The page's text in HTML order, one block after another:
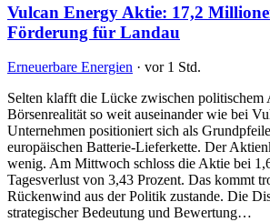
Vulcan Energy Aktie: 17,2
Förderung für Landau
Erneuerbare Energien · vor 1 Std.
Selten klafft die Lücke zwischen politischem
Börsenrealität so weit auseinander wie bei
Unternehmen positioniert sich als
europäischen Batterie-Lieferkette. Der
wenig. Am Mittwoch schloss die Aktie bei
Tagesverlust von 3,43 Prozent. Das kommt
Rückenwind aus der Politik zustande. Die
strategischer Bedeutung und Bewertung…